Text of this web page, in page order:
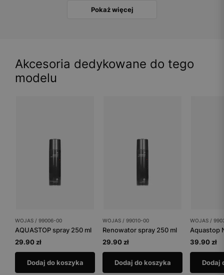
Pokaż więcej
Akcesoria dedykowane do tego
modelu
WOJAS / 99006-00
AQUASTOP spray 250 ml
29.90 zł
Dodaj do koszyka
WOJAS / 99010-00
Renowator spray 250 ml
29.90 zł
Dodaj do koszyka
WOJAS /
Aquastop
39.90 zł
Dodaj